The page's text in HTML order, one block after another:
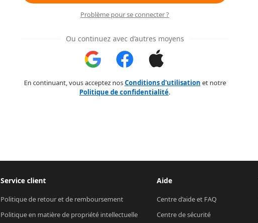
Problème pour se connecter ?
Ou continuez avec d’autres moyens
En continuant, vous acceptez nosConditions d'utilisation et notre
Politique de confidentialité.
Service client
Politique de retour et de remboursement
Politique en matière de propriété intellectuelle
Aide
Centre d’aide et FAQ
Centre de sécurité